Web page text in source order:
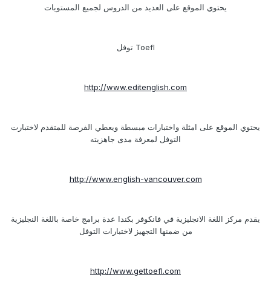
يحتوي الموقع على العديد من الدروس لجميع المستويات
Toefl توفل
http://www.editenglish.com
يحتوي الموقع على امثلة واختبارات مبسطة ويعطي الفرصة للمتقدم لاختبارت
التوفل لمعرفة مدى جاهزيته
http://www.english-vancouver.com
يقدم مركز اللغة الانجليزية في فانكوفر بكندا عدة برامج خاصة باللغة النجليزية
من ضمنها التجهيز لاختبارات التوفل
http://www.gettoefl.com